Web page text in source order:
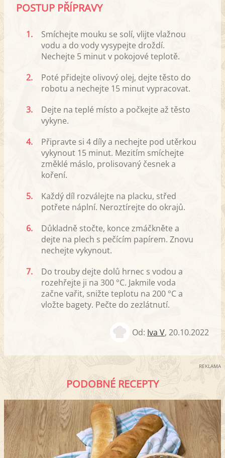
POSTUP PŘÍPRAVY
1.
Smíchejte mouku se solí, vlijte vlažnou
vodu a do vody vysypejte droždí.
Nechejte 5 minut v pokojové teplotě.
2.
Poté přidejte olivový olej, dejte těsto do
robotu a nechejte 15 minut vypracovat.
3.
Dejte na teplé místo a počkejte až těsto
vykyne.
4.
Připravte si 4 díly a nechejte pod utěrkou
vykynout 15 minut. Mezitím smíchejte
změklé máslo, prolisovaný česnek a
koření.
5.
Každý díl rozválejte na placku, střed
potřete náplní. Neroztírejte do okrajů.
6.
Důkladně stočte, konce zmáčkněte a
dejte na plech s pečícím papírem. Znovu
nechejte vykynout.
7.
Do trouby dejte dolů hrnec s vodou a
rozehřejte ji na 300 °C. Jakmile voda
začne vařit, snižte teplotu na 200 °C a
vložte bagety. Pečte do zezlátnutí.
Od: Iva V, 20.10.2022
REKLAMA
PODOBNÉ RECEPTY